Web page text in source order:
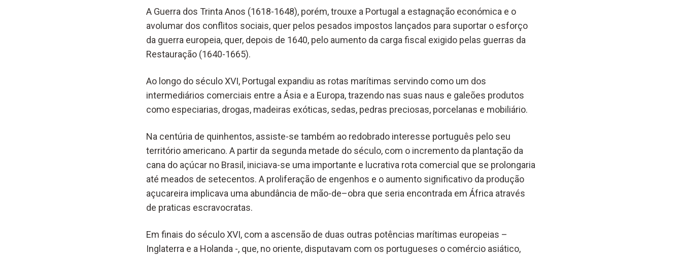
A Guerra dos Trinta Anos (1618-1648), porém, trouxe a Portugal a estagnação económica e o
avolumar dos conflitos sociais, quer pelos pesados impostos lançados para suportar o esforço
da guerra europeia, quer, depois de 1640, pelo aumento da carga fiscal exigido pelas guerras da
Restauração (1640-1665).
Ao longo do século XVI, Portugal expandiu as rotas marítimas servindo como um dos
intermediários comerciais entre a Ásia e a Europa, trazendo nas suas naus e galeões produtos
como especiarias, drogas, madeiras exóticas, sedas, pedras preciosas, porcelanas e mobiliário.
Na centúria de quinhentos, assiste-se também ao redobrado interesse português pelo seu
território americano. A partir da segunda metade do século, com o incremento da plantação da
cana do açúcar no Brasil, iniciava-se uma importante e lucrativa rota comercial que se prolongaria
até meados de setecentos. A proliferação de engenhos e o aumento significativo da produção
açucareira implicava uma abundância de mão-de–obra que seria encontrada em África através
de praticas escravocratas.
Em finais do século XVI, com a ascensão de duas outras potências marítimas europeias –
Inglaterra e a Holanda -, que, no oriente, disputavam com os portugueses o comércio asiático,